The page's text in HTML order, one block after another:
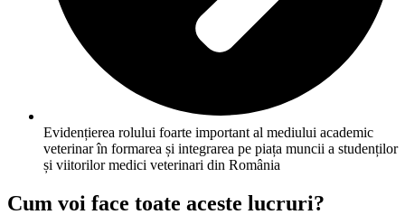
Evidențierea rolului foarte important al mediului academic
veterinar în formarea și integrarea pe piața muncii a studenților
și viitorilor medici veterinari din România
Cum voi face toate aceste lucruri?